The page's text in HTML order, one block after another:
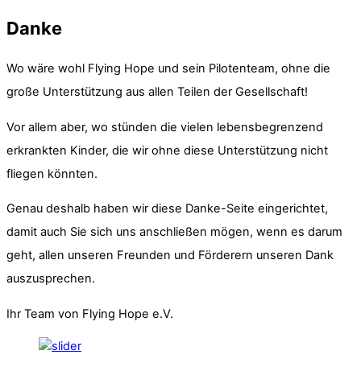
Danke
Wo wäre wohl Flying Hope und sein Pilotenteam, ohne die
große Unterstützung aus allen Teilen der Gesellschaft!
Vor allem aber, wo stünden die vielen lebensbegrenzend
erkrankten Kinder, die wir ohne diese Unterstützung nicht
fliegen könnten.
Genau deshalb haben wir diese Danke-Seite eingerichtet,
damit auch Sie sich uns anschließen mögen, wenn es darum
geht, allen unseren Freunden und Förderern unseren Dank
auszusprechen.
Ihr Team von Flying Hope e.V.